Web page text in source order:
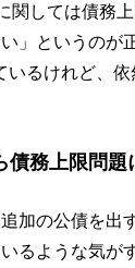
関しては債務
」というのが
るけれど、
債務上限問題
加の公債を出
るような気が